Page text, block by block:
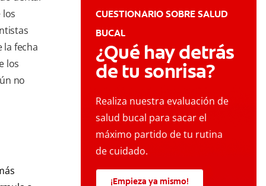
los
la fecha
los
no
CUESTIONARIO SOBRE SALUD
BUCAL
¿Qué hay detrás
de tu sonrisa?
Realiza nuestra evaluación de
salud bucal para sacar el
máximo partido de tu rutina
de cuidado.
¡Empieza ya mismo!